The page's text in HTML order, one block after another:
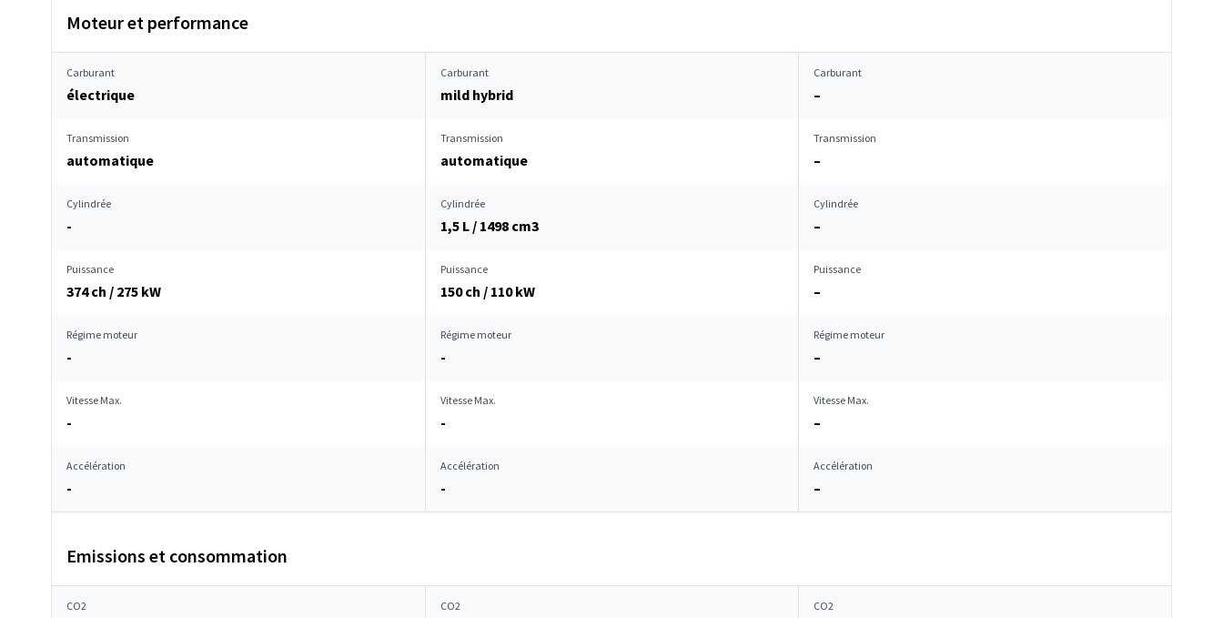
Moteur et performance
Carburant
électrique
Carburant
mild hybrid
Carburant
–
Transmission
automatique
Transmission
automatique
Transmission
–
Cylindrée
-
Cylindrée
1,5 L / 1498 cm3
Cylindrée
–
Puissance
374 ch / 275 kW
Puissance
150 ch / 110 kW
Puissance
–
Régime moteur
-
Régime moteur
-
Régime moteur
–
Vitesse Max.
-
Vitesse Max.
-
Vitesse Max.
–
Accélération
-
Accélération
-
Accélération
–
Emissions et consommation
CO2 CO2 CO2